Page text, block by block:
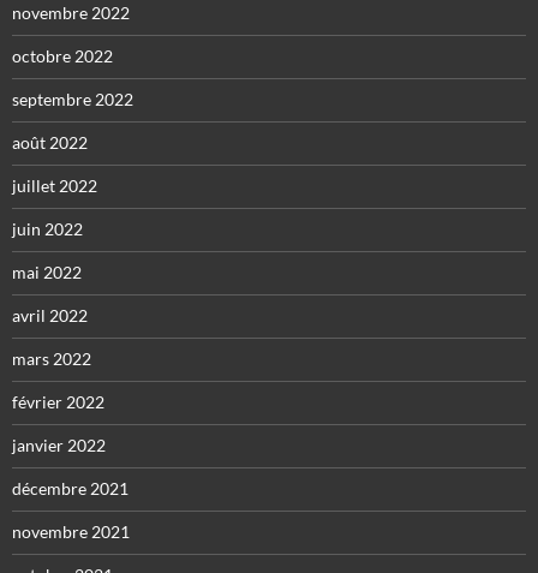
novembre 2022
octobre 2022
septembre 2022
août 2022
juillet 2022
juin 2022
mai 2022
avril 2022
mars 2022
février 2022
janvier 2022
décembre 2021
novembre 2021